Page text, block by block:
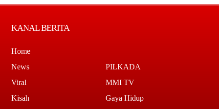
KANAL BERITA
Home
News
Viral
Kisah
PILKADA
MMI TV
Gaya Hidup